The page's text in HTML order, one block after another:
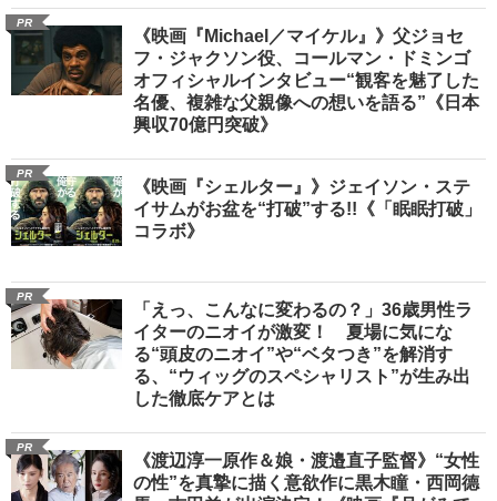
PR
《映画『Michael／マイケル』》父ジョセ
フ・ジャクソン役、コールマン・ドミンゴ
オフィシャルインタビュー“観客を魅了した
名優、複雑な父親像への想いを語る”《日本
興収70億円突破》
PR
《映画『シェルター』》ジェイソン・ステ
イサムがお盆を“打破”する!!《「眠眠打破」
コラボ》
PR
「えっ、こんなに変わるの？」36歳男性ラ
イターのニオイが激変！ 夏場に気にな
る“頭皮のニオイ”や“ベタつき”を解消す
る、“ウィッグのスペシャリスト”が生み出
した徹底ケアとは
PR
《渡辺淳一原作＆娘・渡邉直子監督》“女性
の性”を真摯に描く意欲作に黒木瞳・西岡德